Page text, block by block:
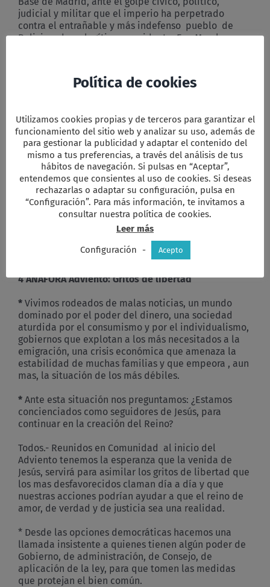
judicial y militar que el imperio ha perpetrado
contra el entrañable y más indefenso pueblo de
Bolivia y de su legítimo presidente, Evo Morales,
fuerza que nos da el Espíritu de Jesús nuestra
cercanía a quienes estáis defendiendo, hasta la
2. Queremos condenar con todas nuestras fuerzas el
golpe imperialista y diabólico que ha cortado las
expectativas de vida y la confianza en el futuro de
las clases medias y pobres del país.
3. Lamentamos y rechazamos el silencio político de
Roma ante el golpe y el alineamiento decidido de la
Conferencia Episcopal Boliviana con las fuerzas
armadas y policiales, el imperio yanqui y la
Organización de Estados Americanos (OEA),
responsables del golpe.
4 ANÁFORA Adviento: Gritos de libertad
* Vivimos rodeados de malas noticias, un mundo
dominado por el poder del dinero, una sociedad
aturdida por el consumismo y por el individualismo,
gobiernos que explotan a los más necesitados a la
emigración, una crisis económica que amenaza la
estabilidad de muchas familias y que empeora , aun
mas, la situación de los más débiles.
* Ante esta situación nos preguntamos: ¿Estamos
concienciados como seguidores de Jesús, para
continuar en la creación del Reino?
Todos.- Reunidos en Comunidad al inicio del
Adviento tenemos la esperanza que la venida de
Jesús, servirá para asimilar los gritos de libertad que
los mas desfavorecidos claman día a día y que
nuestras acciones podrían ayudar a que el reino de
amor, de verdad y de justicia sea una realidad.
* Desde las opciones democráticas hacemos una
llamada insistente a quienes tienen algún poder de
Gobierno, de administración, de Consejo, de
aplicación de la ley, para que tomen las medidas
que protejan el bien común.
Política de cookies
Utilizamos cookies propias y de terceros para garantizar el
funcionamiento del sitio web y analizar su uso, además de
para gestionar la publicidad y adaptar el contenido del
mismo a tus preferencias, a través del análisis de tus
hábitos de navegación. Si pulsas en “Aceptar”,
entendemos que consientes al uso de cookies. Si deseas
rechazarlas o adaptar su configuración, pulsa en
“Configuración”. Para más información, te invitamos a
consultar nuestra política de cookies.
Leer más
Configuración
- Acepto